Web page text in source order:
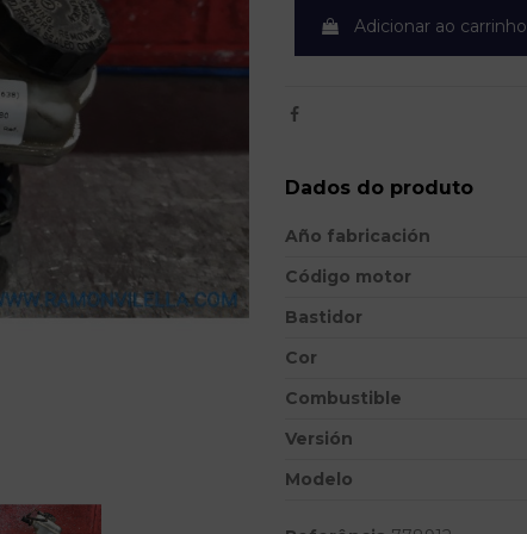
Adicionar ao carrinho
Dados do produto
Año fabricación
Código motor
Bastidor
Cor
Combustible
Versión
Modelo